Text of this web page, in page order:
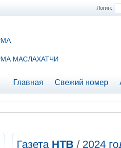
Логин:
МАСЛАХАТЧИ
Главная Свежий номер
Газета НТВ / 2024